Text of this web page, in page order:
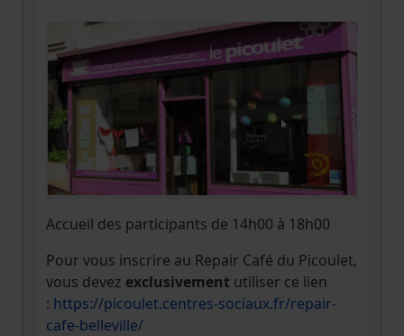
Accueil des participants de 14h00 à 18h00
Pour vous inscrire au Repair Café du Picoulet,
vous devez exclusivement utiliser ce lien
: https://picoulet.centres-sociaux.fr/repair-
cafe-belleville/